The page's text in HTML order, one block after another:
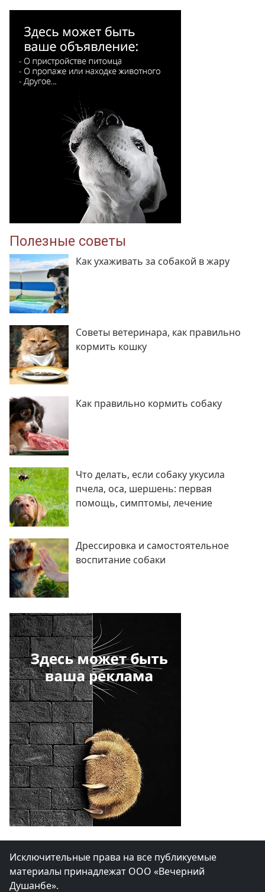
Полезные советы
Как ухаживать за собакой в жару
Советы ветеринара, как правильно
кормить кошку
Как правильно кормить собаку
Что делать, если собаку укусила
пчела, оса, шершень: первая
помощь, симптомы, лечение
Дрессировка и самостоятельное
воспитание собаки
Исключительные права на все публикуемые
материалы принадлежат ООО «Вечерний
Душанбе».